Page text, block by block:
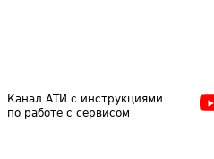
Канал АТИ с инструкциями
по работе с сервисом